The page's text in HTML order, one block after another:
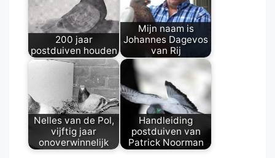
200 jaar
postduiven houden
Mijn naam is
Johannes Dagevos
van Rij
Nelles van de Pol,
vijftig jaar
onoverwinnelijk
Handleiding
postduiven van
Patrick Noorman